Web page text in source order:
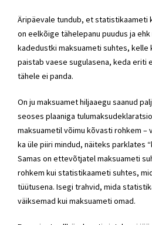
Äripäevale tundub, et statistikaameti
on eelkõige tähelepanu puudus ja
kadedustki maksuameti suhtes,
paistab vaese sugulasena, keda eriti
tähele ei panda.
On ju maksuamet hiljaaegu saanud
seoses plaaniga
maksuametil võimu kõvasti rohkem –
ka üle piiri mindud, näiteks parklates
Samas on ettevõtjatel maksuameti
rohkem kui statistikaameti suhtes,
tüütusena. Isegi trahvid, mida
väiksemad kui maksuameti omad.